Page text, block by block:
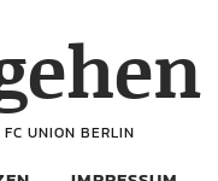
UNION BERLIN